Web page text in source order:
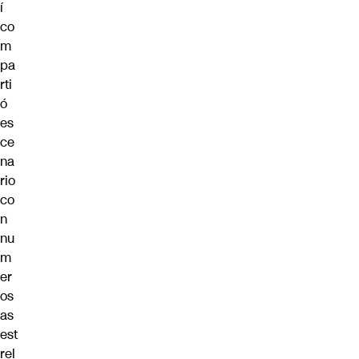
í
co
m
pa
rti
ó
es
ce
na
rio
co
n
nu
m
er
os
as
est
rel